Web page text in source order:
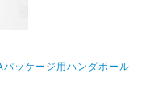
ッケージ用ハンダボール